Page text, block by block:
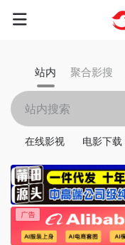
站内 聚合影搜
在线影视 电影下载